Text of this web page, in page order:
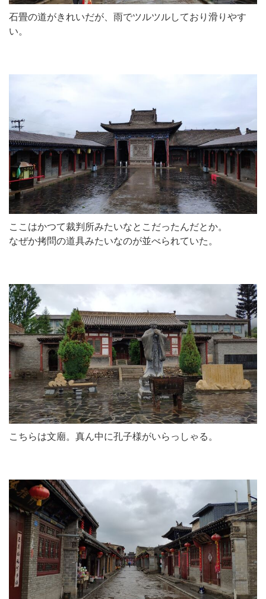
石畳の道がきれいだが、雨でツルツルしており滑りやす
い。
ここはかつて裁判所みたいなとこだったんだとか。
なぜか拷問の道具みたいなのが並べられていた。
こちらは文廟。真ん中に孔子様がいらっしゃる。